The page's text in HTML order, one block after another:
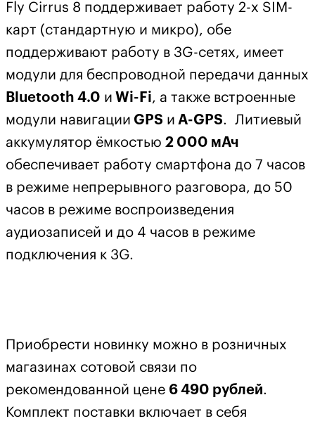
Fly Cirrus 8 поддерживает работу 2-х SIM-
карт (стандартную и микро), обе
поддерживают работу в 3G-сетях, имеет
модули для беспроводной передачи данных
Bluetooth 4.0 и Wi-Fi, а также встроенные
модули навигации GPS и A-GPS. Литиевый
аккумулятор ёмкостью 2 000 мАч
обеспечивает работу смартфона до 7 часов
в режиме непрерывного разговора, до 50
часов в режиме воспроизведения
аудиозаписей и до 4 часов в режиме
подключения к 3G.
Приобрести новинку можно в розничных
магазинах сотовой связи по
рекомендованной цене 6 490 рублей.
Комплект поставки включает в себя